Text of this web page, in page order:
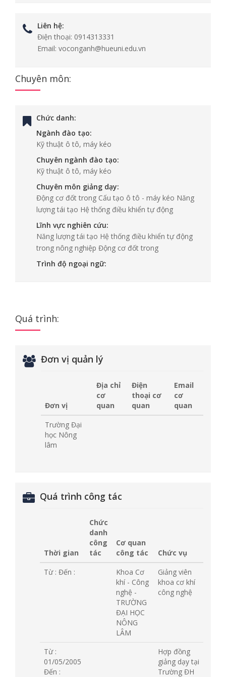
Liên hệ:
Điện thoại: 0914313331
Email: voconganh@hueuni.edu.vn
Chuyên môn:
Chức danh:
Ngành đào tạo:
Kỹ thuật ô tô, máy kéo
Chuyên ngành đào tạo:
Kỹ thuật ô tô, máy kéo
Chuyên môn giảng dạy:
Động cơ đốt trong Cấu tạo ô tô - máy kéo Năng
lượng tái tạo Hệ thống điều khiển tự động
Lĩnh vực nghiên cứu:
Năng lượng tái tạo Hệ thống điều khiển tự động
trong nông nghiệp Động cơ đốt trong
Trình độ ngoại ngữ:
Quá trình:
Đơn vị quản lý
Đơn vị
Địa chỉ
cơ
quan
Điện
thoại cơ
quan
Email
cơ
quan
Trường Đại
học Nông
lâm
Quá trình công tác
Thời gian
Chức
danh
công
tác
Cơ quan
công tác
Chức vụ
Từ : Đến :
Khoa Cơ
khí - Công
nghệ -
TRƯỜNG
ĐẠI HỌC
NÔNG
LÂM
Giảng viên
khoa cơ khí
công nghệ
Từ :
01/05/2005
Đến :
Hợp đồng
giảng dạy tại
Trường ĐH